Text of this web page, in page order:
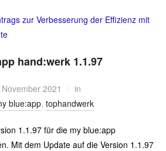
hand:werk 1.1.97
2021
in
blue:app, tophandwerk
1.1.97 für die my blue:app
Mit dem Update auf die Version 1.1.97